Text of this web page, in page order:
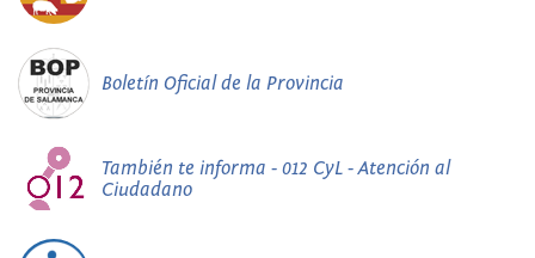
Boletín Oficial de la Provincia
También te informa - 012 CyL - Atención al
Ciudadano